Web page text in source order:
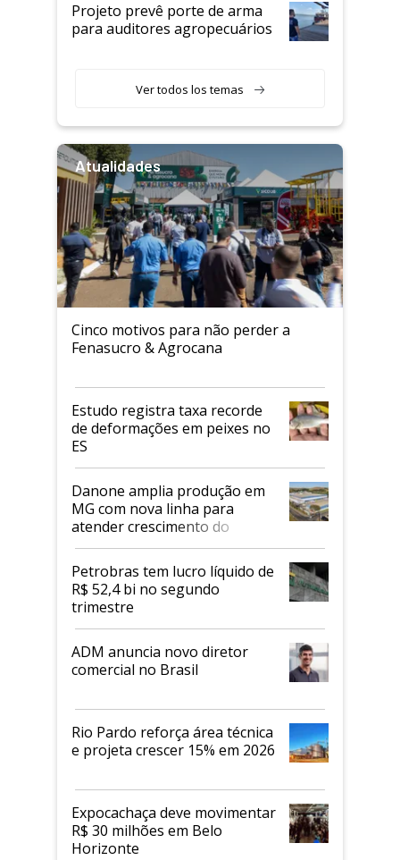
Projeto prevê porte de arma
para auditores agropecuários
Ver todos los temas
Atualidades
Cinco motivos para não perder a
Fenasucro & Agrocana
Estudo registra taxa recorde
de deformações em peixes no
ES
Danone amplia produção em
MG com nova linha para
atender crescimento do
mercado de alimentos
proteicos
Petrobras tem lucro líquido de
R$ 52,4 bi no segundo
trimestre
ADM anuncia novo diretor
comercial no Brasil
Rio Pardo reforça área técnica
e projeta crescer 15% em 2026
Expocachaça deve movimentar
R$ 30 milhões em Belo
Horizonte